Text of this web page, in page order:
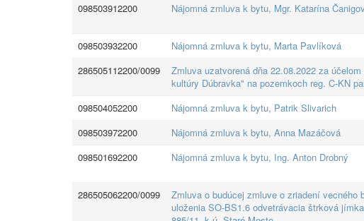
098503912200
Nájomná zmluva k bytu, Mgr. Katarína
098503932200 Nájomná zmluva k bytu, Marta Pavlíková
286505112200/0099
Zmluva uzatvorená dňa 22.08.2022 za
kultúry Dúbravka" na pozemkoch reg. C-KN
098504052200 Nájomná zmluva k bytu, Patrik Slivarich
098503972200
Nájomná zmluva k bytu, Anna Mazáčová
098501692200
Nájomná zmluva k bytu, Ing. Anton Drobný
286505062200/0099
Zmluva o budúcej zmluve o zriadení vecného
uloženia SO-BS1.6 odvetrávacia štrková